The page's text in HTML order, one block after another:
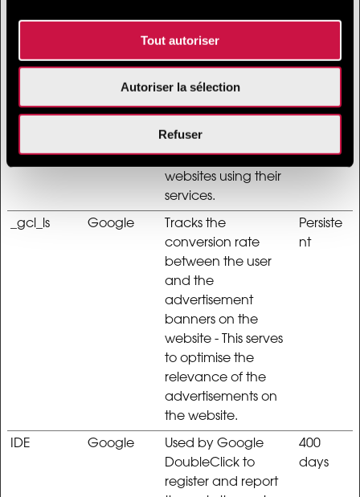
Tout autoriser
Autoriser la sélection
Refuser
from third party
Google
Used by Google
experimenting with
advertisement
efficiency across
websites using their
services.
_gcl_ls Google
Tracks the
conversion rate
between the user
and the
advertisement
banners on the
website - This serves
to optimise the
relevance of the
advertisements on
the website.
Persiste
nt
IDE Google
Used by Google
DoubleClick to
register and report
400
days